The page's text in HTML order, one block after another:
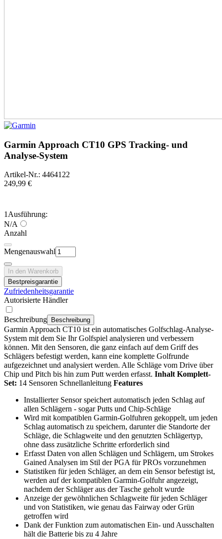
Garmin Approach CT10 GPS Tracking- und
Analyse-System
Artikel-Nr.: 4464122
249,99 €
1Ausführung:
N/A
Anzahl
Mengenauswahl
In den Warenkorb
Bestpreisgarantie
Zufriedenheitsgarantie
Autorisierte Händler
Beschreibung Beschreibung
Garmin Approach CT10 ist ein automatisches Golfschlag-Analyse-
System mit dem Sie Ihr Golfspiel analysieren und verbessern
können. Mit den Sensoren, die ganz einfach auf dem Griff des
Schlägers befestigt werden, kann eine komplette Golfrunde
aufgezeichnet und analysiert werden. Alle Schläge vom Drive über
Chip und Pitch bis hin zum Putt werden erfasst. Inhalt Komplett-
Set: 14 Sensoren Schnellanleitung Features
Installierter Sensor speichert automatisch jeden Schlag auf
allen Schlägern - sogar Putts und Chip-Schläge
Wird mit kompatiblen Garmin-Golfuhren gekoppelt, um jeden
Schlag automatisch zu speichern, darunter die Standorte der
Schläge, die Schlagweite und den genutzten Schlägertyp,
ohne dass zusätzliche Schritte erforderlich sind
Erfasst Daten von allen Schlägen und Schlägern, um Strokes
Gained Analysen im Stil der PGA für PROs vorzunehmen
Statistiken für jeden Schläger, an dem ein Sensor befestigt ist,
werden auf der kompatiblen Garmin-Golfuhr angezeigt,
nachdem der Schläger aus der Tasche geholt wurde
Anzeige der gewöhnlichen Schlagweite für jeden Schläger
und von Statistiken, wie genau das Fairway oder Grün
getroffen wird
Dank der Funktion zum automatischen Ein- und Ausschalten
hält die Batterie bis zu 4 Jahre